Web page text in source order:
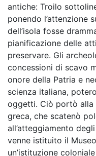
antiche: Troilo
ponendo l’attenzione
dell’isola fosse
pianificazione delle
preservare. Gli
concessioni di scavo
onore della Patria e
scienza italiana,
oggetti. Ciò portò alla
greca, che scatenò
all’atteggiamento
venne istituito il
un’istituzione